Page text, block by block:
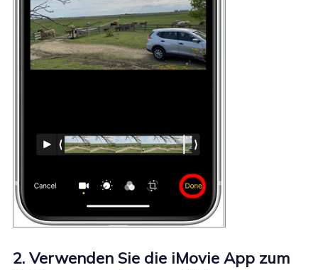
2. Verwenden Sie die iMovie App zum